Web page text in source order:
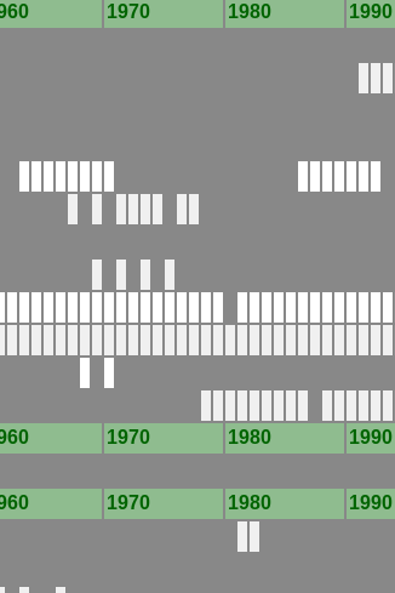
1970 1980 1990
1970 1980 1990
1970 1980 1990